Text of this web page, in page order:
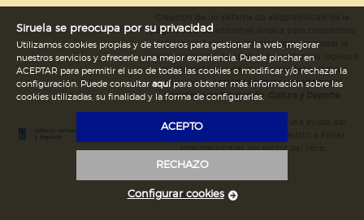
página web de ediciones Siruela para dispositivos
móviles en todos sus formatos para impulsar la
comercialización de contenidos culturales legales e
implementación de los recursos tecnológicos
necesarios.Actividad subvencionada por el
Ministerio de Educación, Cultura y Deporte.
Ediciones Siruela ha percibido una ayuda del
Legal
Siruela se preocupa por su privacidad
Utilizamos cookies propias y de terceros para gestionar la web, mejorar
nuestros servicios y ofrecerle una mejor experiencia. Puede pinchar en
ACEPTAR para permitir el uso de todas las cookies o modificar y/o rechazar la
configuración. Puede consultar aquípara obtener más información sobre las
cookies utilizadas, su finalidad y la forma de configurarlas.
ACEPTO
RECHAZO
Configurar cookies